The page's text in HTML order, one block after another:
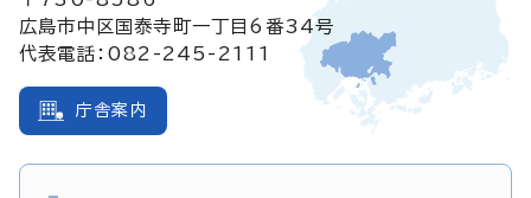
広島市中区国泰寺町一丁目6番34号
代表電話：082-245-2111
庁舎案内